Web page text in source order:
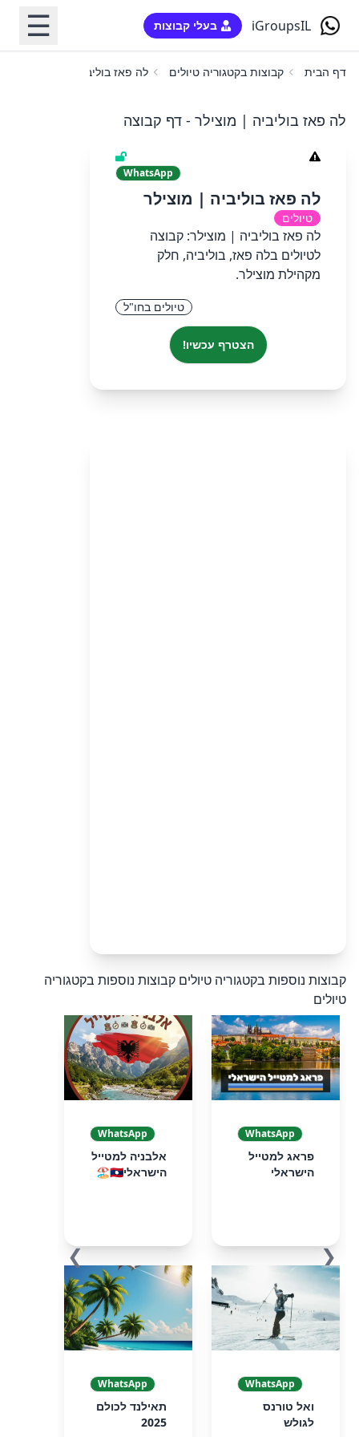
iGroupsIL בעלי קבוצות ☰
דף הבית קבוצות בקטגוריה טיולים לה פאז בוליביה | מוצילר
לה פאז בוליביה | מוצילר - דף קבוצה
WhatsApp
לה פאז בוליביה | מוצילר
טיולים
לה פאז בוליביה | מוצילר: קבוצה
לטיולים בלה פאז, בוליביה, חלק
מקהילת מוצילר.
טיולים בחו"ל
הצטרף עכשיו!
קבוצות נוספות בקטגוריה טיולים קבוצות נוספות בקטגוריה
טיולים
❮
WhatsApp
פראג למטייל
הישראלי
WhatsApp
אלבניה למטייל
הישראלי🇦🇱🏖️
WhatsApp
ואל טורנס
לגולש
WhatsApp
תאילנד לכולם
2025
❯